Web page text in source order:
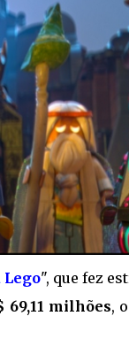
Lego", que fez
69,11 milhões,